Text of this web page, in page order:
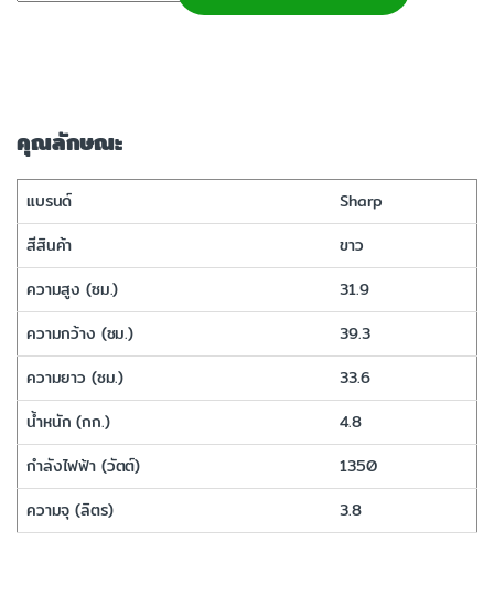
คุณลักษณะ
แบรนด์
Sharp
สีสินค้า
ขาว
ความสูง (ซม.)
31.9
ความกว้าง (ซม.)
39.3
ความยาว (ซม.)
33.6
น้ำหนัก (กก.)
4.8
กำลังไฟฟ้า (วัตต์)
1350
ความจุ (ลิตร)
3.8